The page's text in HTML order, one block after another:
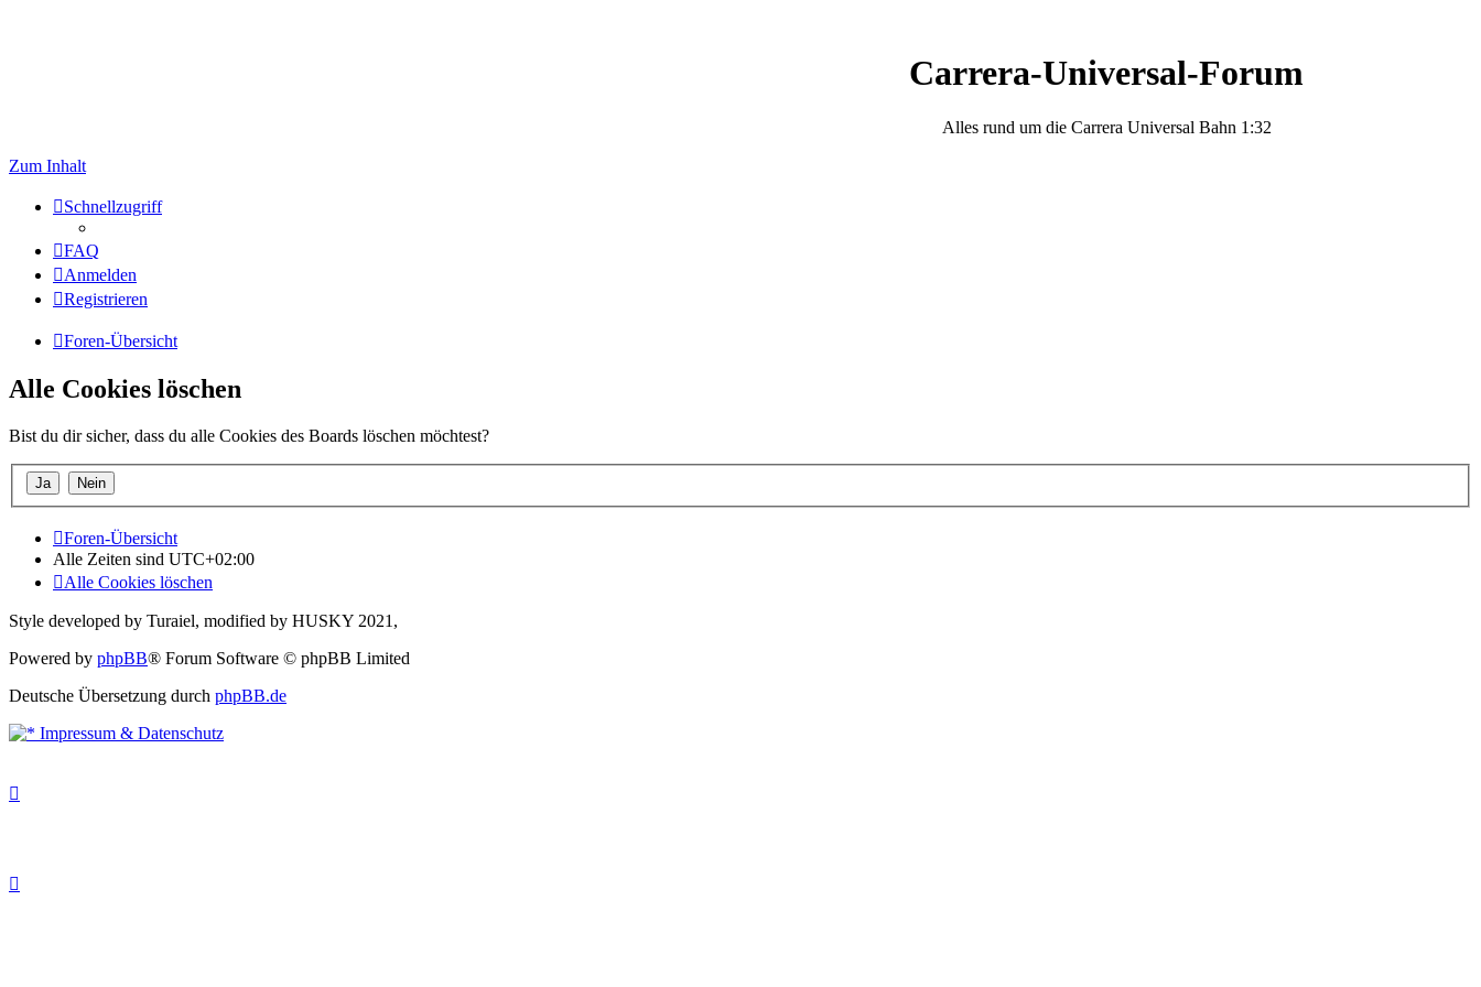
Carrera-Universal-Forum
Alles rund um die Carrera Universal Bahn 1:32
Zum Inhalt
Schnellzugriff
FAQ
Anmelden
Registrieren
Foren-Übersicht
Alle Cookies löschen
Bist du dir sicher, dass du alle Cookies des Boards löschen möchtest?
Foren-Übersicht
Alle Zeiten sind UTC+02:00
Alle Cookies löschen
Style developed by Turaiel, modified by HUSKY 2021,
Powered by phpBB® Forum Software © phpBB Limited
Deutsche Übersetzung durch phpBB.de
Impressum & Datenschutz